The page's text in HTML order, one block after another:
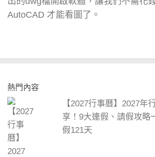
AutoCAD 才能看圖了。
熱門內容
【2027行事曆】2027年
享！9大連假、請假攻略
假121天